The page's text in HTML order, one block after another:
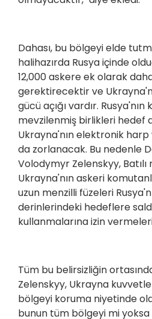
Dahası, bu bölgeyi elde
halihazırda Rusya içinde
12,000 askere ek olarak
gerektirecektir ve
gücü açığı vardır.
mevzilenmiş birlikleri hedef
Ukrayna'nın elektronik harp
da zorlanacak. Bu nedenle
Volodymyr Zelenskyy,
Ukrayna'nın askeri
uzun menzilli füzeleri
derinlerindeki hedeflere
kullanmalarına izin
Tüm bu belirsizliğin
Zelenskyy, Ukrayna
bölgeyi koruma niyetinde
bunun tüm bölgeyi mi